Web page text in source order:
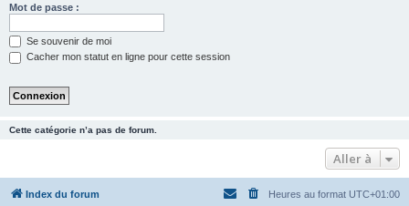
Mot de passe :
Se souvenir de moi
Cacher mon statut en ligne pour cette session
Cette catégorie n’a pas de forum.
Aller à
Index du forum Heures au format UTC+01:00